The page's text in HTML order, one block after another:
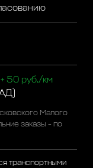
50 руб./км
Малого
заказы - по
транспортными